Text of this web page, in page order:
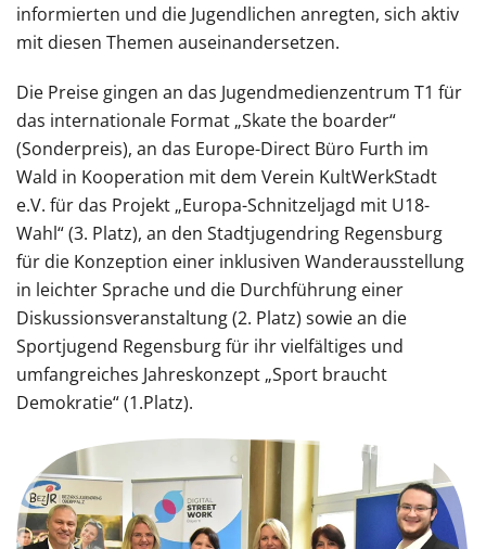
informierten und die Jugendlichen anregten, sich aktiv
mit diesen Themen auseinandersetzen.
Die Preise gingen an das Jugendmedienzentrum T1 für
das internationale Format „Skate the boarder“
(Sonderpreis), an das Europe-Direct Büro Furth im
Wald in Kooperation mit dem Verein KultWerkStadt
e.V. für das Projekt „Europa-Schnitzeljagd mit U18-
Wahl“ (3. Platz), an den Stadtjugendring Regensburg
für die Konzeption einer inklusiven Wanderausstellung
in leichter Sprache und die Durchführung einer
Diskussionsveranstaltung (2. Platz) sowie an die
Sportjugend Regensburg für ihr vielfältiges und
umfangreiches Jahreskonzept „Sport braucht
Demokratie“ (1.Platz).